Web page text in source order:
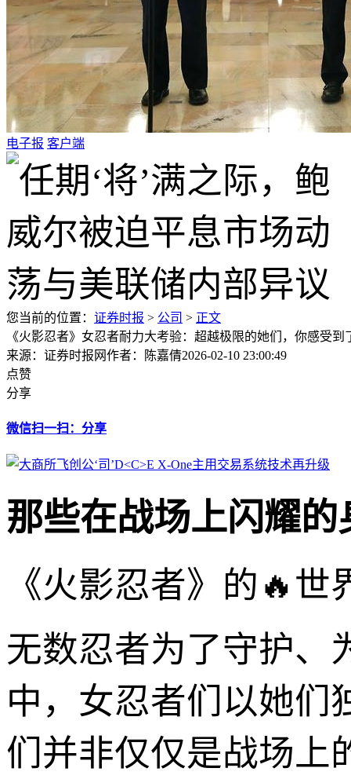
电子报 客户端
您当前的位置： 证券时报 > 公司 > 正文
《火影忍者》女忍者耐力大考验：超越极限的她们，你感受到
来源：证券时报网作者：陈嘉倩2026-02-10 23:00:49
点赞
分享
微信扫一扫：分享
那些在战场上闪耀
《火影忍者》的🔥
无数忍者为了守护、
中，女忍者们以她们
们并非仅仅是战场上